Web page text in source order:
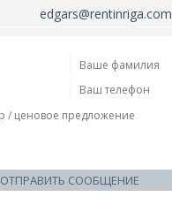
edgars@rentinriga.com
ОТПРАВИТЬ СООБЩЕНИЕ